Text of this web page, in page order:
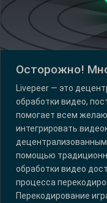
Осторожно!
Livepeer — это
обработки видео,
помогает всем
интегрировать
помощью
обработки видео
процесса
Перекодирование